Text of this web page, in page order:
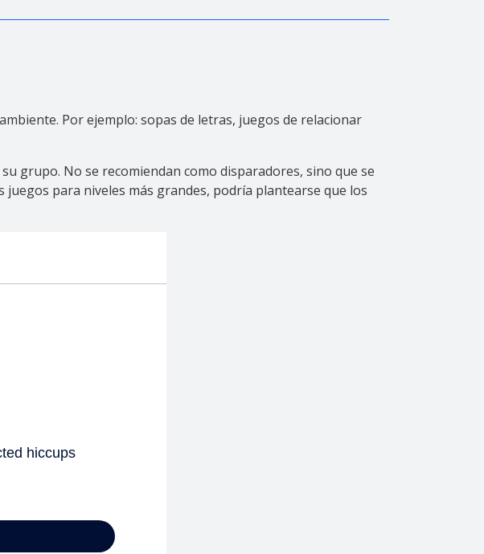
Por ejemplo: sopas de letras, juegos de relacionar
grupo. No se recomiendan como disparadores, sino que se
para niveles más grandes, podría plantearse que los